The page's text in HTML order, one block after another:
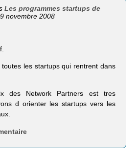
Les programmes startups de
9 novembre 2008
les startups qui rentrent dans
des Network Partners est tres
d orienter les startups vers les